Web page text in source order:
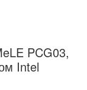
PCG03,
Intel